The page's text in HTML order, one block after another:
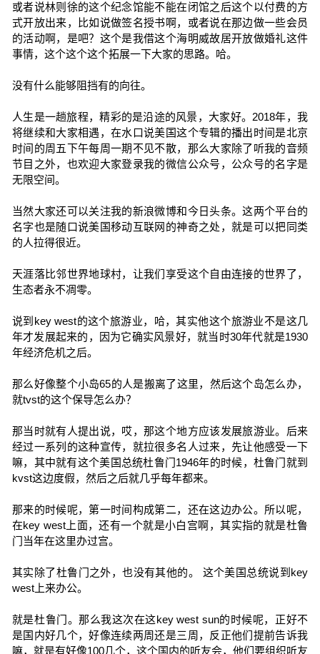
或者说林则徐的这个纪念馆能不能在闭馆之后这个以付费的方
式开放出来，比如说做签名授书啊，或者说在那边做一些会员
的活动啊，是吧？这个是我借这个海明威故居开放做婚礼这件
事情，这个这个这个拓展一下大家的思路。哈。
没有什么能够阻挡有的向往。
人生是一趟旅程，精彩的是沿途的风景，大家好。2018年，我
将继续和大家相遇，在水口说美国这个专辑的播出时间是北京
时间的周五下午每周一期不见不散，那么大家除了听我的音频
节目之外，也欢迎大家登录我的微信公众号，公众号的名字是
无限空间。
当然大家还可以关注我的新浪微博和今日头条。这两个平台的
名字也是随口说美国移动互联网的神奇之处，就是可以把同类
的人拉得很近。
天涯落比邻世界地球村，让我们享受这个自由连接的世界了，
生态者永不凋零。
说到key west的这个旅游业，哈，其实他这个旅游业不是这几
年才发展起来的，因为它确实风景好，就当时30年代就是1930
年经济危机之后。
那么好像整个小岛65的人是搬离了这里，然后这个岛怎么办，
就tvst的这个保导怎么办？
那当时就有人提出说，哎，那这个地方应该发展旅游业。后来
经过一系列的这种宣传，就拉很多名人过来，先让他感受一下
嘛，其中就有这个美国总统杜鲁门1946年的时候，杜鲁门就到
kvst这边度假，然后之后就几乎每年都来。
那来的时候呢，第一时间构成第二，还在这边办公。所以呢，
在key west上面，还有一个就是小白宫啊，其实指的就是杜鲁
门当年在这里办过宫。
其实除了杜鲁门之外，也没有其他的。 这个美国总统说到key
west上来办公。
就是杜鲁门。那么我这次在这key west sun的时候呢，正好不
是国内好几个，好像连续两周还是三周，反正他们提前告诉我
嘛，就是有好像100几个，这个国内的听友会，他们要组织听友